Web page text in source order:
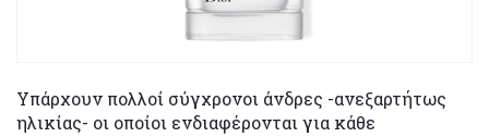
Υπάρχουν πολλοί σύγχρονοι άνδρες -ανεξαρτήτως
ηλικίας- οι οποίοι ενδιαφέρονται για κάθε